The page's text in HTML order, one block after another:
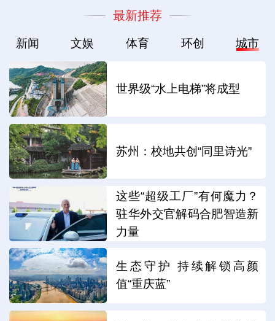
最新推荐
新闻 文娱 体育 环创 城市
世界级“水上电梯”将成型
苏州：校地共创“同里诗光”
这些“超级工厂”有何魔力？
驻华外交官解码合肥智造新
力量
生态守护 持续解锁高颜
值“重庆蓝”